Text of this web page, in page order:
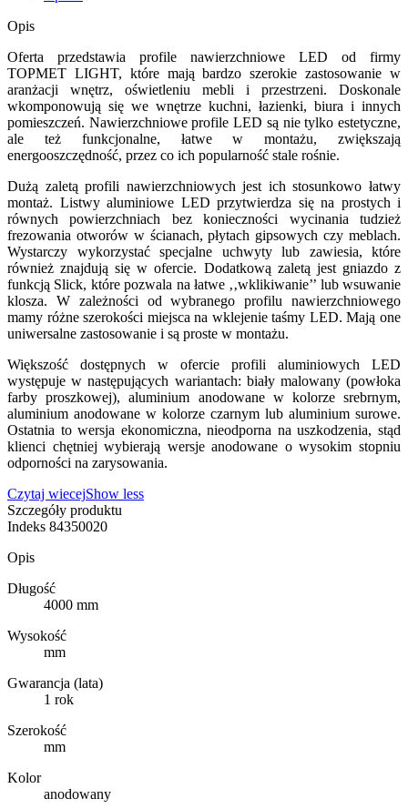
Opis
Oferta przedstawia profile nawierzchniowe LED od firmy
TOPMET LIGHT, które mają bardzo szerokie zastosowanie w
aranżacji wnętrz, oświetleniu mebli i przestrzeni. Doskonale
wkomponowują się we wnętrze kuchni, łazienki, biura i innych
pomieszczeń. Nawierzchniowe profile LED są nie tylko estetyczne,
ale też funkcjonalne, łatwe w montażu, zwiększają
energooszczędność, przez co ich popularność stale rośnie.
Dużą zaletą profili nawierzchniowych jest ich stosunkowo łatwy
montaż. Listwy aluminiowe LED przytwierdza się na prostych i
równych powierzchniach bez konieczności wycinania tudzież
frezowania otworów w ścianach, płytach gipsowych czy meblach.
Wystarczy wykorzystać specjalne uchwyty lub zawiesia, które
również znajdują się w ofercie. Dodatkową zaletą jest gniazdo z
funkcją Slick, które pozwala na łatwe ‚‚wklikiwanie’’ lub wsuwanie
klosza. W zależności od wybranego profilu nawierzchniowego
mamy różne szerokości miejsca na wklejenie taśmy LED. Mają one
uniwersalne zastosowanie i są proste w montażu.
Większość dostępnych w ofercie profili aluminiowych LED
występuje w następujących wariantach: biały malowany (powłoka
farby proszkowej), aluminium anodowane w kolorze srebrnym,
aluminium anodowane w kolorze czarnym lub aluminium surowe.
Ostatnia to wersja ekonomiczna, nieodporna na uszkodzenia, stąd
klienci chętniej wybierają wersje anodowane o wysokim stopniu
odporności na zarysowania.
Czytaj wiecejShow less
Szczegóły produktu
Indeks 84350020
Opis
Długość
4000 mm
Wysokość
mm
Gwarancja (lata)
1 rok
Szerokość
mm
Kolor
anodowany